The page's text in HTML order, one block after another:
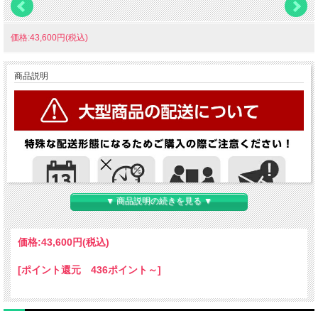
価格:43,600円(税込)
商品説明
▼ 商品説明の続きを見る ▼
価格:43,600円(税込)
[ポイント還元 436ポイント～]